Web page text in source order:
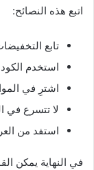
اتبع هذه النصائح:
تابع
استخدم الكود SKD22 دائمًا قبل الدفع
اشترِ في
لا تتسرع في
استفد من
في النهاية يمكن